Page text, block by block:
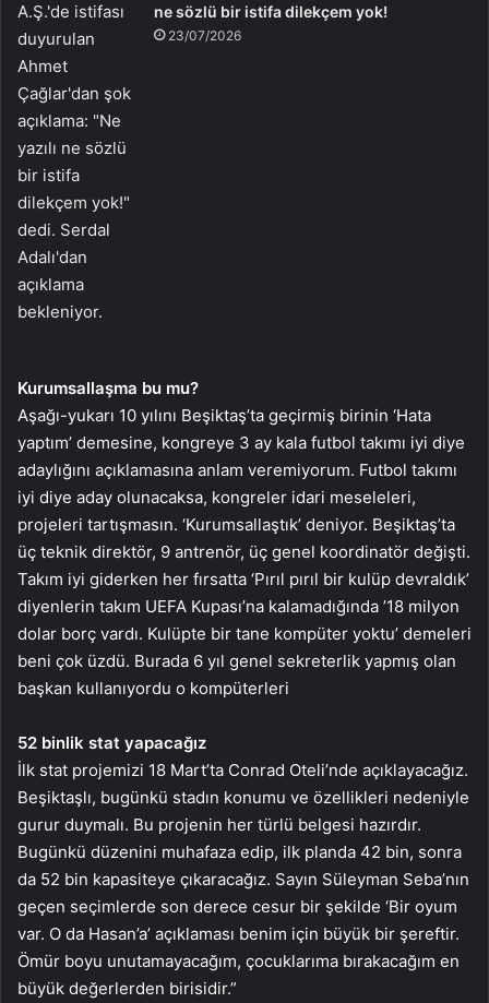
ne sözlü bir istifa dilekçem yok!
23/07/2026
Kurumsallaşma bu mu?
Aşağı-yukarı 10 yılını Beşiktaş’ta geçirmiş birinin ‘Hata
yaptım’ demesine, kongreye 3 ay kala futbol takımı iyi diye
adaylığını açıklamasına anlam veremiyorum. Futbol takımı
iyi diye aday olunacaksa, kongreler idari meseleleri,
projeleri tartışmasın. ‘Kurumsallaştık’ deniyor. Beşiktaş’ta
üç teknik direktör, 9 antrenör, üç genel koordinatör değişti.
Takım iyi giderken her fırsatta ‘Pırıl pırıl bir kulüp devraldık’
diyenlerin takım UEFA Kupası’na kalamadığında ’18 milyon
dolar borç vardı. Kulüpte bir tane kompüter yoktu’ demeleri
beni çok üzdü. Burada 6 yıl genel sekreterlik yapmış olan
başkan kullanıyordu o kompüterleri
52 binlik stat yapacağız
İlk stat projemizi 18 Mart’ta Conrad Oteli’nde açıklayacağız.
Beşiktaşlı, bugünkü stadın konumu ve özellikleri nedeniyle
gurur duymalı. Bu projenin her türlü belgesi hazırdır.
Bugünkü düzenini muhafaza edip, ilk planda 42 bin, sonra
da 52 bin kapasiteye çıkaracağız. Sayın Süleyman Seba’nın
geçen seçimlerde son derece cesur bir şekilde ‘Bir oyum
var. O da Hasan’a’ açıklaması benim için büyük bir şereftir.
Ömür boyu unutamayacağım, çocuklarıma bırakacağım en
büyük değerlerden birisidir.”